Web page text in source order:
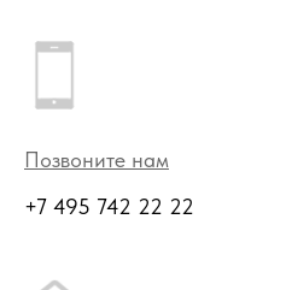
Позвоните нам
+7 495 742 22 22